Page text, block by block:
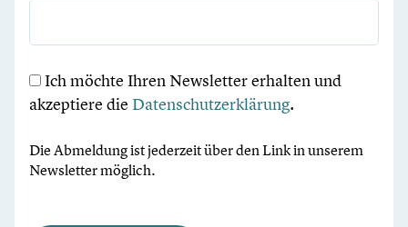
Ich möchte Ihren Newsletter erhalten und
akzeptiere die Datenschutzerklärung.
Die Abmeldung ist jederzeit über den Link in unserem
Newsletter möglich.